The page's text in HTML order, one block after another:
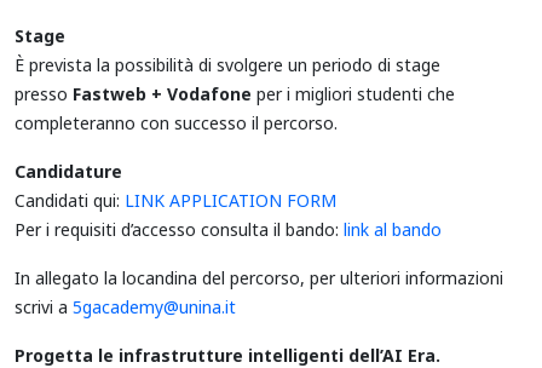
Stage
È prevista la possibilità di svolgere un periodo di stage
presso Fastweb + Vodafone per i migliori studenti che
completeranno con successo il percorso.
Candidature
Candidati qui: LINK APPLICATION FORM
Per i requisiti d’accesso consulta il bando: link al bando
In allegato la locandina del percorso, per ulteriori informazioni
scrivi a 5gacademy@unina.it
Progetta le infrastrutture intelligenti dell’AI Era.